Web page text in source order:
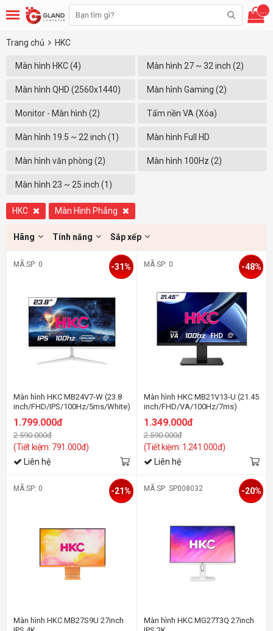
...
Trang chủ HKC
Màn hình HKC (4) Màn hình 27 ~ 32 inch (2)
Màn hình QHD (2560x1440)
(2)
Màn hình Gaming (2)
Monitor - Màn hình (2) Tấm nền VA (Xóa)
Màn hình 19.5 ~ 22 inch (1) Màn hình Full HD
(1920x1080) (2)
Màn hình văn phòng (2) Màn hình 100Hz (2)
Màn hình 23 ~ 25 inch (1)
HKC Màn Hình Phẳng
Hãng Tính năng Sắp xếp
MÃ SP: 0
Màn hình HKC MB24V7-W (23.8
inch/FHD/IPS/100Hz/5ms/White)
1.799.000đ
2.590.000đ
(Tiết kiệm: 791.000đ)
-31%
Liên hệ
MÃ SP: 0
Màn hình HKC MB21V13-U (21.45
inch/FHD/VA/100Hz/7ms)
1.349.000đ
2.590.000đ
(Tiết kiệm: 1.241.000đ)
-48%
Liên hệ
MÃ SP: 0
Màn hình HKC MB27S9U 27inch
-21% MÃ SP: SP008032
Màn hình HKC MG27T3Q 27inch
-20%